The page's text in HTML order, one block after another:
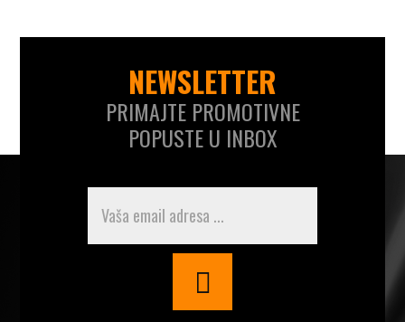
NEWSLETTER
PRIMAJTE PROMOTIVNE
POPUSTE U INBOX